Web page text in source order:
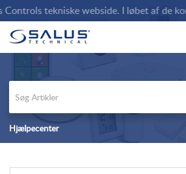
tekniske webside. I løbet af de
Hjælpecenter